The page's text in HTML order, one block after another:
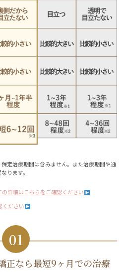
定治療期間は含みません。また治療期間や通
ります。
詳細はこちらをご確認ください
ださい
01
正なら最短9ヶ月での治療